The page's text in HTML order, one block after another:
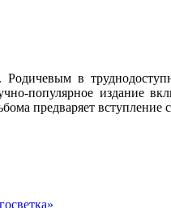
в
популярное издание
предваряет вступление